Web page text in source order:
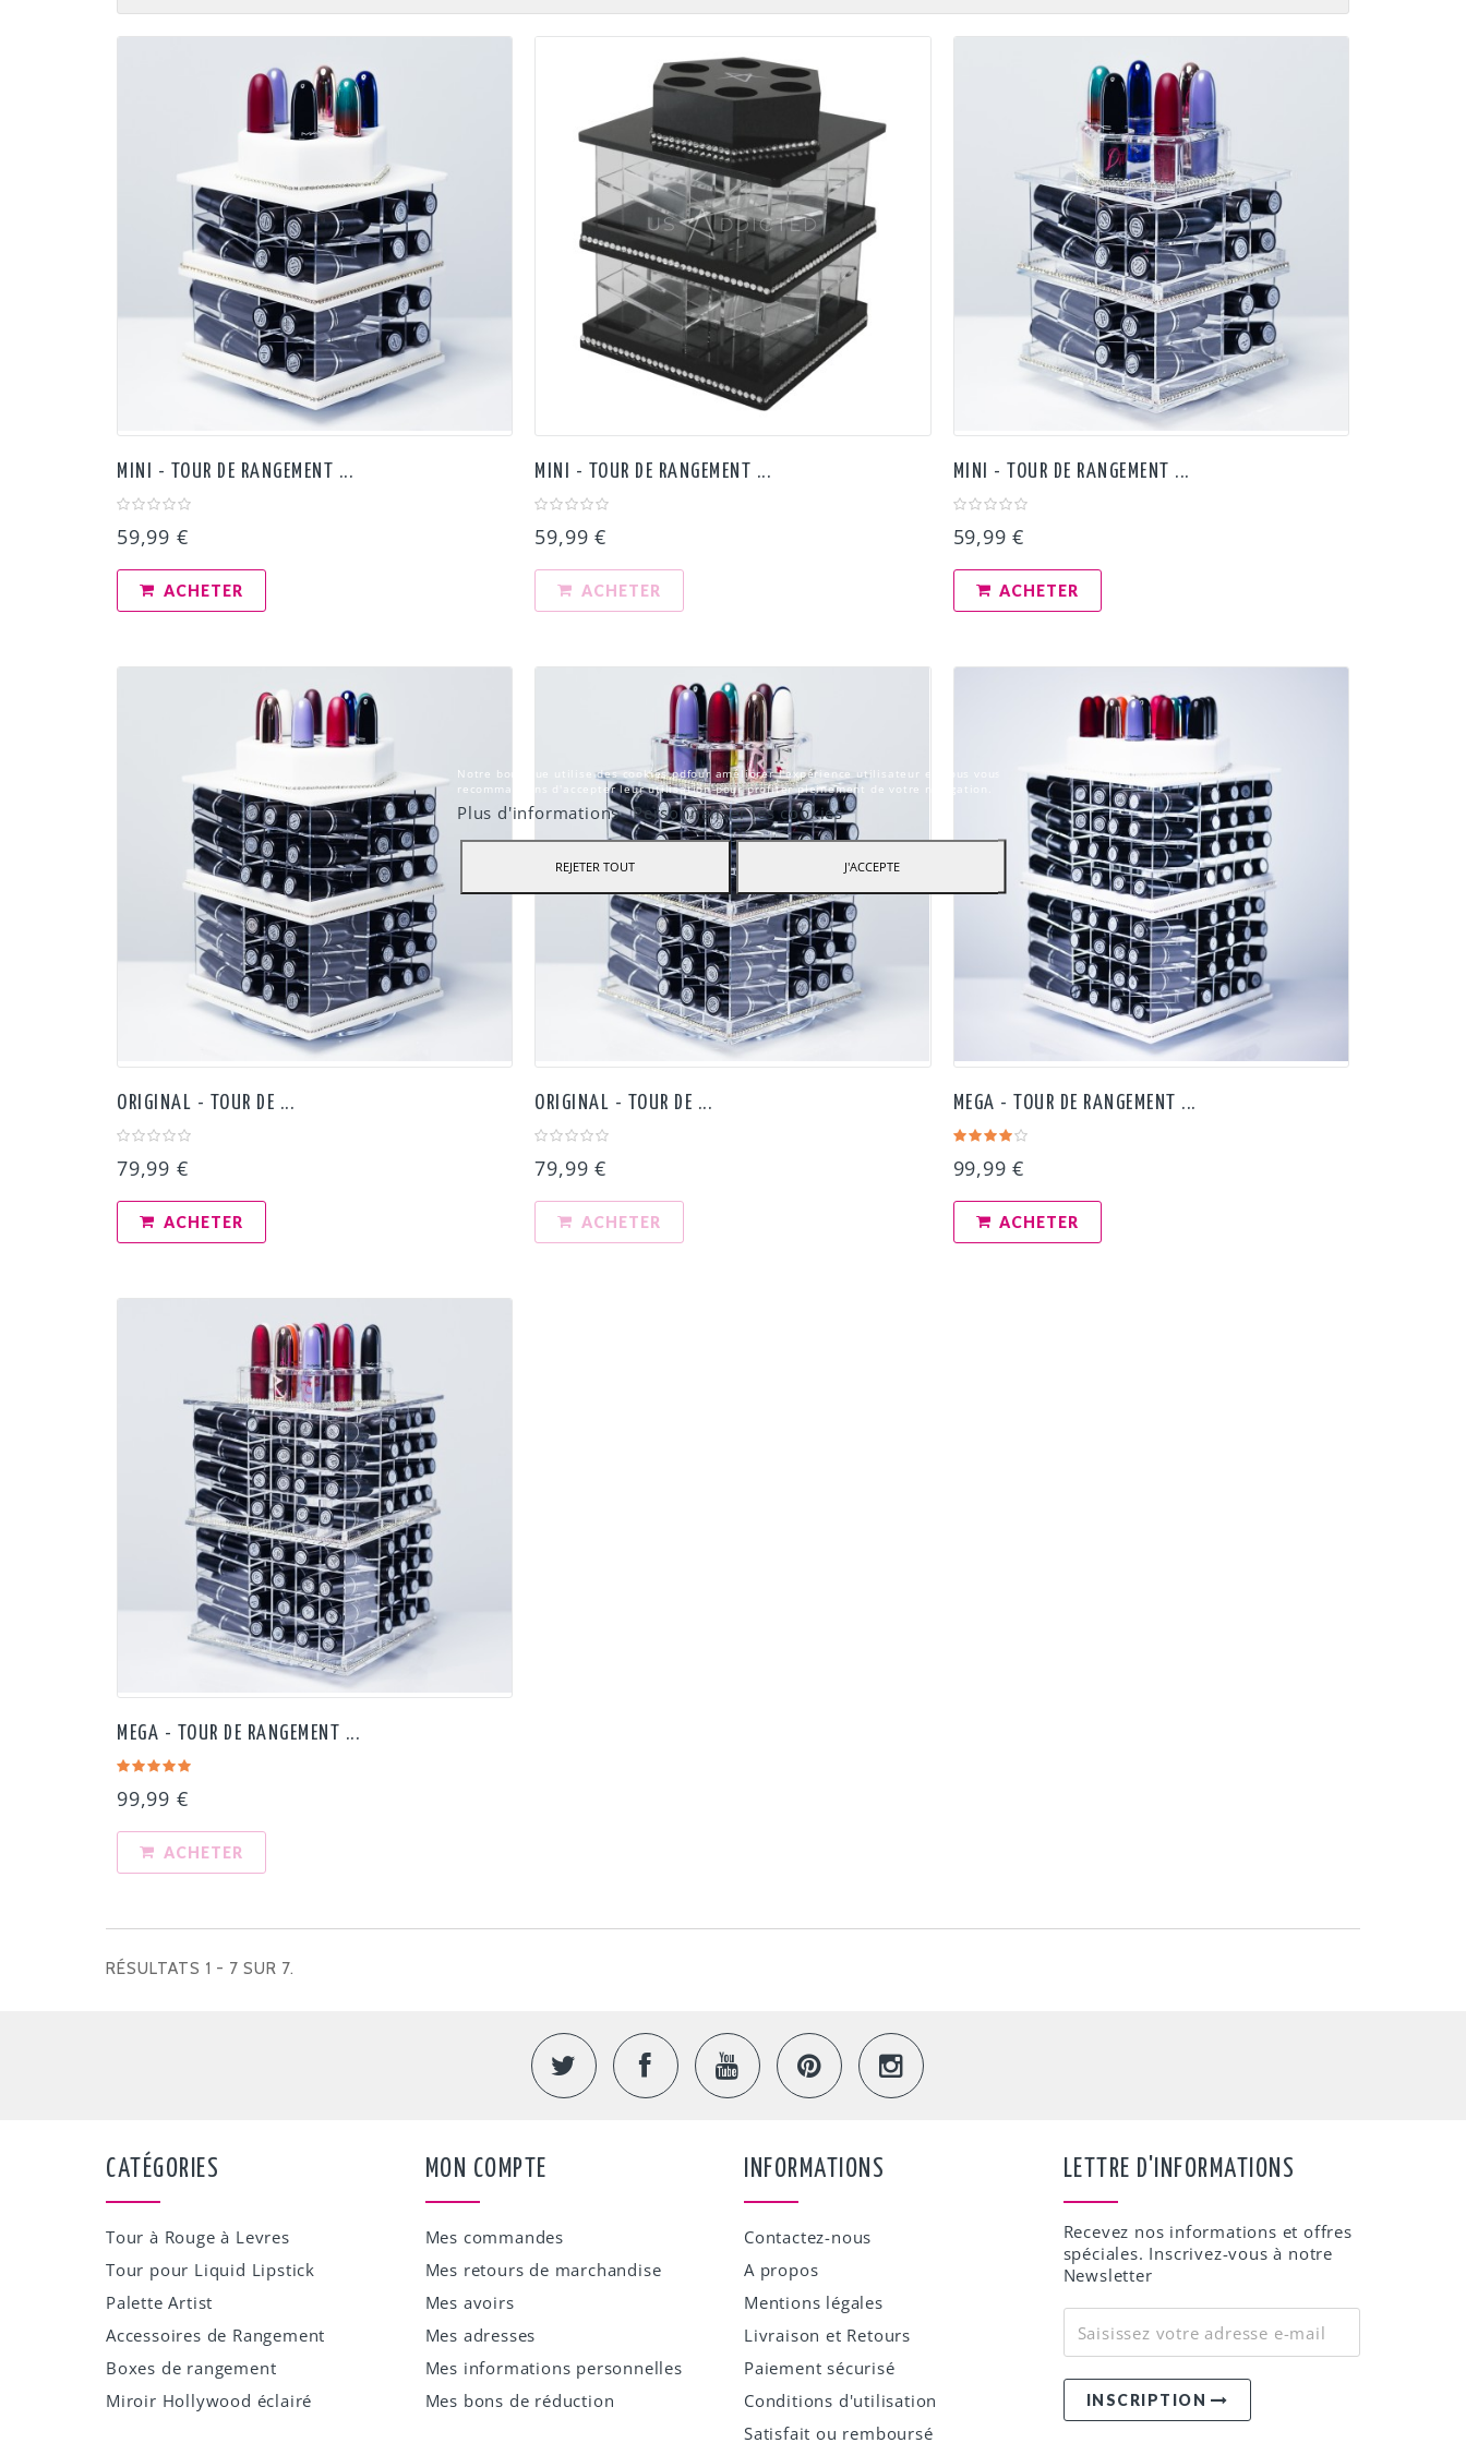
MINI - TOUR DE RANGEMENT ...
59,99 €
ACHETER
MINI - TOUR DE RANGEMENT ...
59,99 €
ACHETER
MINI - TOUR DE RANGEMENT ...
59,99 €
ACHETER
ORIGINAL - TOUR DE ...
79,99 €
ACHETER
ORIGINAL - TOUR DE ...
79,99 €
ACHETER
MEGA - TOUR DE RANGEMENT ...
99,99 €
ACHETER
MEGA - TOUR DE RANGEMENT ...
99,99 €
ACHETER
RÉSULTATS 1 - 7 SUR 7.
CATÉGORIES
Tour à Rouge à Levres
Tour pour Liquid Lipstick
Palette Artist
Accessoires de Rangement
Boxes de rangement
Miroir Hollywood éclairé
MON COMPTE
Mes commandes
Mes retours de marchandise
Mes avoirs
Mes adresses
Mes informations personnelles
Mes bons de réduction
INFORMATIONS
Contactez-nous
A propos
Mentions légales
Livraison et Retours
Paiement sécurisé
Conditions d'utilisation
Satisfait ou remboursé
LETTRE D'INFORMATIONS
Recevez nos informations et offres
spéciales. Inscrivez-vous à notre
Newsletter
INSCRIPTION
Notre boutique utilise des cookies pdfour améliorer l'expérience utilisateur et nous vous
recommandons d'accepter leur utilisation pour profiter pleinement de votre navigation.
Plus d'informations Personnaliser les cookies
REJETER TOUT J'ACCEPTE